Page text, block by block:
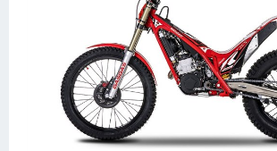
КатегорииФото
Много картинок...